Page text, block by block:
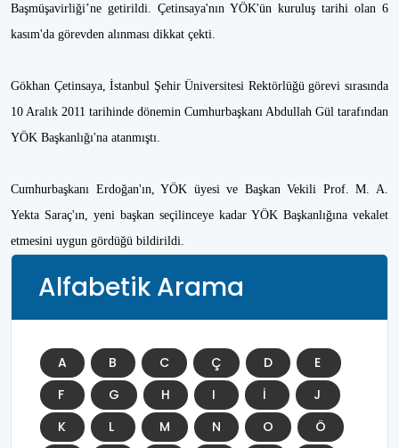
Başmüşavirliği’ne getirildi. Çetinsaya'nın YÖK'ün kuruluş tarihi olan 6
kasım'da görevden alınması dikkat çekti.
Gökhan Çetinsaya, İstanbul Şehir Üniversitesi Rektörlüğü görevi sırasında
10 Aralık 2011 tarihinde dönemin Cumhurbaşkanı Abdullah Gül tarafından
YÖK Başkanlığı'na atanmıştı.
Cumhurbaşkanı Erdoğan'ın, YÖK üyesi ve Başkan Vekili Prof. M. A.
Yekta Saraç'ın, yeni başkan seçilinceye kadar YÖK Başkanlığına vekalet
etmesini uygun gördüğü bildirildi.
Alfabetik Arama
A B C Ç D
E
F
G H I İ
J
K
L M N O
Ö